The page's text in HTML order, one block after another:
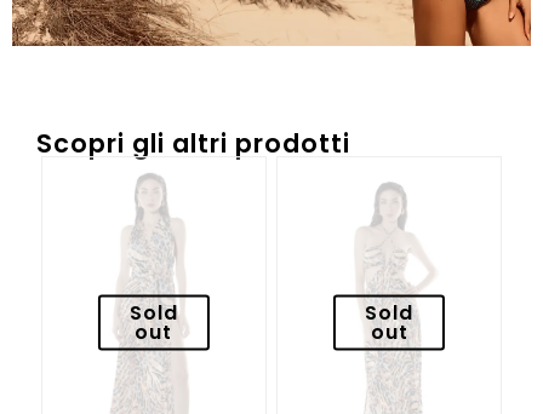
Scopri gli altri prodotti
Sold
out
Sold
out